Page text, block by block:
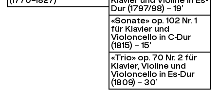
Dur (1797/98) – 19’
«Sonate» op. 102 Nr. 1
für Klavier und
Violoncello in C-Dur
(1815) – 15’
«Trio» op. 70 Nr. 2 für
Klavier, Violine und
Violoncello in Es-Dur
(1809) – 30’